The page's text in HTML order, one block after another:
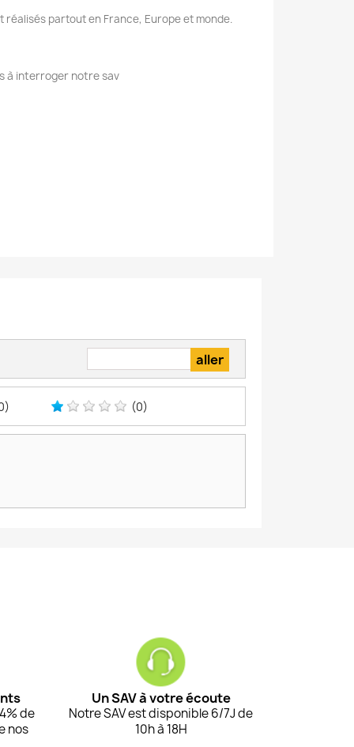
partout en France, Europe et monde.
à interroger notre sav
(0)
de
nos
Un SAV à votre écoute
Notre SAV est disponible 6/7J de
10h à 18H